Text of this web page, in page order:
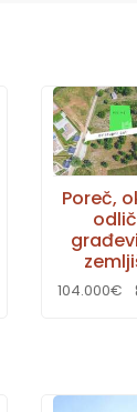
Poreč,
104.000€